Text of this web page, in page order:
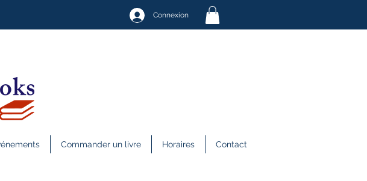
Connexion
Commander un livre Horaires Contact